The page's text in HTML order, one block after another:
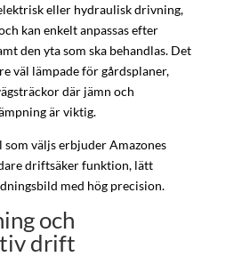
eller hydraulisk drivning,
kan enkelt anpassas efter
den yta som ska behandlas. Det
väl lämpade för gårdsplaner,
där jämn och
är viktig.
väljs erbjuder Amazones
driftsäker funktion, lätt
med hög precision.
och
drift